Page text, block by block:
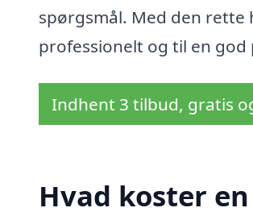
spørgsmål. Med den
professionelt og til en god
Indhent 3 tilbud, gratis
Hvad koster